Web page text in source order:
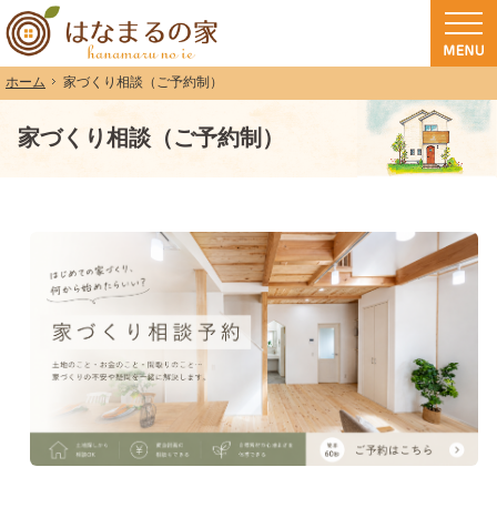
ホーム 家づくり相談（ご予約制）
家づくり相談（ご予約制）
和歌山（和歌山市・岩出市・海南市・紀の川市）で注文住宅(長期優良住宅・
注文住宅・高気密高断熱・長期優良住宅・ZEH・耐震なら（和歌山・和歌山市）